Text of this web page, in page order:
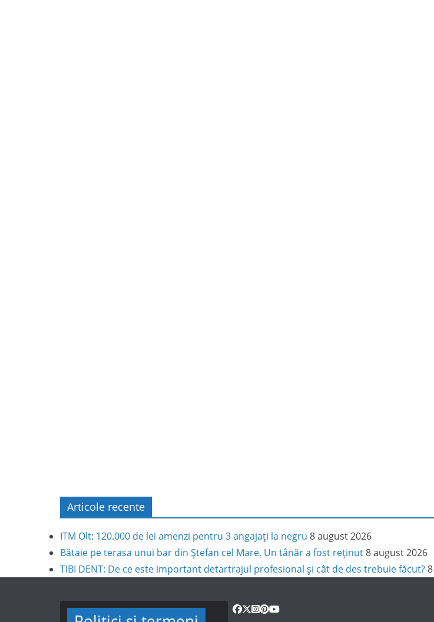
Articole recente
ITM Olt: 120.000 de lei amenzi pentru 3 angajați la negru 8 august 2026
Bătaie pe terasa unui bar din Ștefan cel Mare. Un tânăr a fost reținut8 august 2026
TIBI DENT: De ce este important detartrajul profesional și cât de des trebuie făcut?